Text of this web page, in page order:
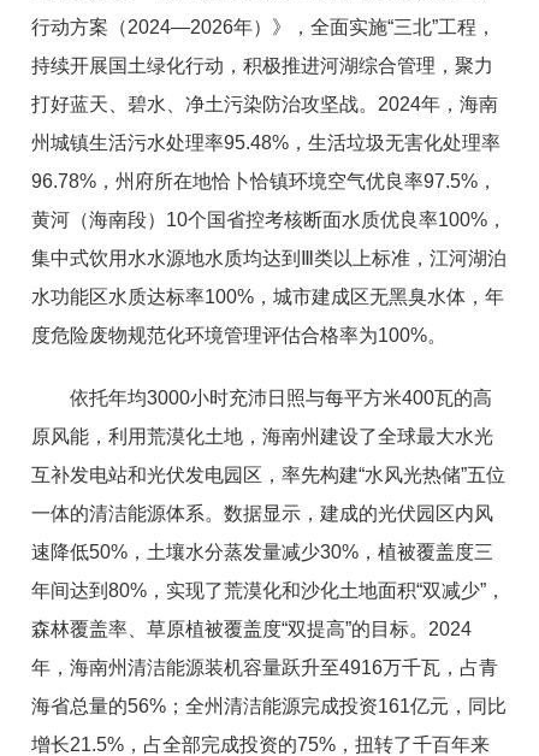
行动方案（2024—2026年）》，全面实施“三北”工程，
持续开展国土绿化行动，积极推进河湖综合管理，聚力
打好蓝天、碧水、净土污染防治攻坚战。2024年，海南
州城镇生活污水处理率95.48%，生活垃圾无害化处理率
96.78%，州府所在地恰卜恰镇环境空气优良率97.5%，
黄河（海南段）10个国省控考核断面水质优良率100%，
集中式饮用水水源地水质均达到Ⅲ类以上标准，江河湖泊
水功能区水质达标率100%，城市建成区无黑臭水体，年
度危险废物规范化环境管理评估合格率为100%。
依托年均3000小时充沛日照与每平方米400瓦的高
原风能，利用荒漠化土地，海南州建设了全球最大水光
互补发电站和光伏发电园区，率先构建“水风光热储”五位
一体的清洁能源体系。数据显示，建成的光伏园区内风
速降低50%，土壤水分蒸发量减少30%，植被覆盖度三
年间达到80%，实现了荒漠化和沙化土地面积“双减少”，
森林覆盖率、草原植被覆盖度“双提高”的目标。2024
年，海南州清洁能源装机容量跃升至4916万千瓦，占青
海省总量的56%；全州清洁能源完成投资161亿元，同比
增长21.5%，占全部完成投资的75%，扭转了千百年来